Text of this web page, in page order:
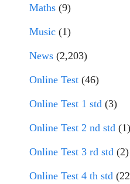
Maths (9)
Music (1)
News (2,203)
Online Test (46)
Online Test 1 std (3)
Online Test 2 nd std (1)
Online Test 3 rd std (2)
Online Test 4 th std